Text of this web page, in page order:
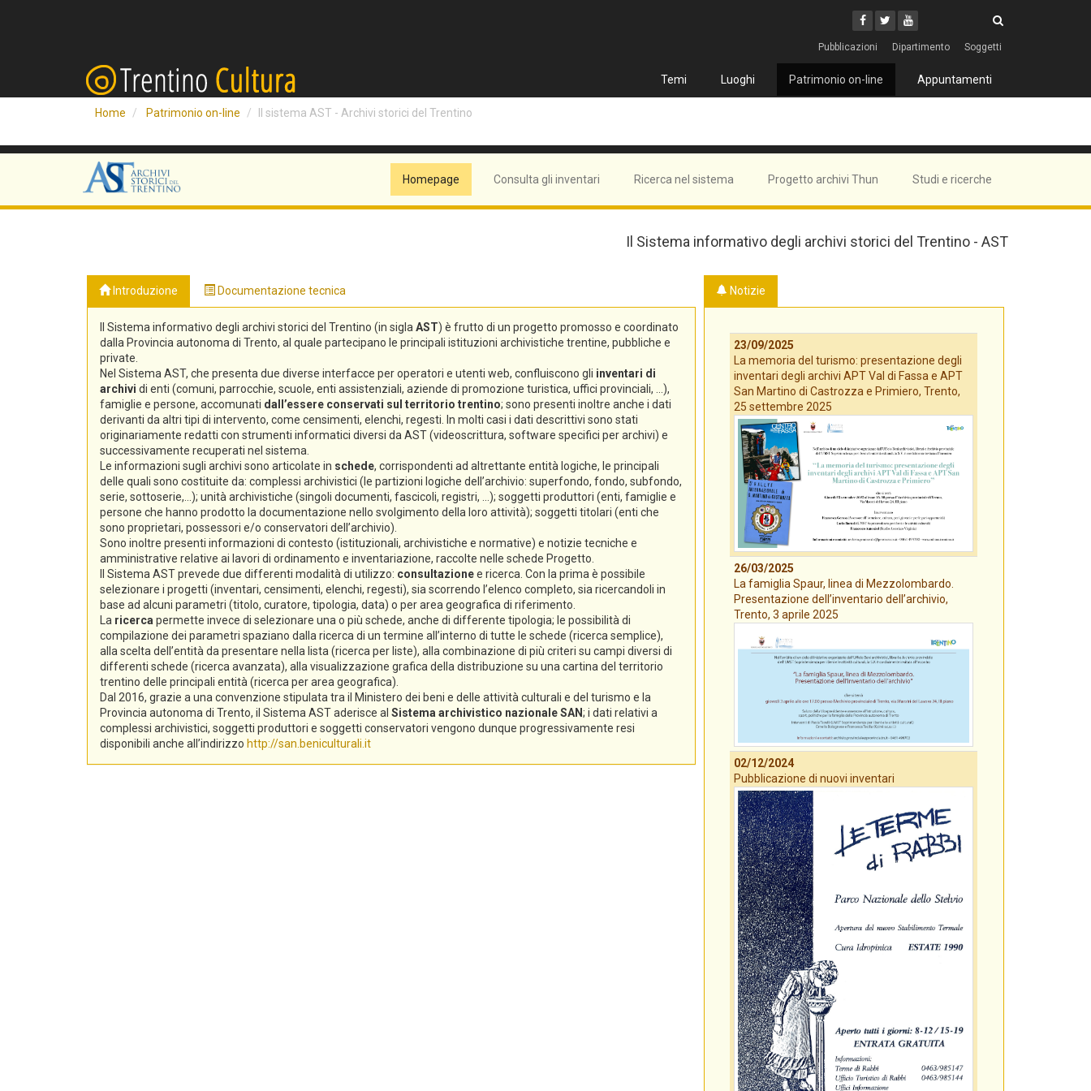
Facebook
Twitter
Youtube
Pubblicazioni Dipartimento Soggetti
Temi Luoghi Patrimonio on-line Appuntamenti
Home Patrimonio on-line Il sistema AST - Archivi storici del Trentino
Homepage Consulta gli inventari Ricerca nel sistema Progetto archivi Thun Studi e ricerche
Il Sistema informativo degli archivi storici del Trentino - AST
Introduzione Documentazione tecnica
Il Sistema informativo degli archivi storici del Trentino (in sigla AST) è frutto di un progetto promosso e coordinato
dalla Provincia autonoma di Trento, al quale partecipano le principali istituzioni archivistiche trentine, pubbliche e
private.
Nel Sistema AST, che presenta due diverse interfacce per operatori e utenti web, confluiscono gli inventari di
archivi di enti (comuni, parrocchie, scuole, enti assistenziali, aziende di promozione turistica, uffici provinciali, ...),
famiglie e persone, accomunati dall’essere conservati sul territorio trentino; sono presenti inoltre anche i dati
derivanti da altri tipi di intervento, come censimenti, elenchi, regesti. In molti casi i dati descrittivi sono stati
originariamente redatti con strumenti informatici diversi da AST (videoscrittura, software specifici per archivi) e
successivamente recuperati nel sistema.
Le informazioni sugli archivi sono articolate in schede, corrispondenti ad altrettante entità logiche, le principali
delle quali sono costituite da: complessi archivistici (le partizioni logiche dell’archivio: superfondo, fondo, subfondo,
serie, sottoserie,...); unità archivistiche (singoli documenti, fascicoli, registri, ...); soggetti produttori (enti, famiglie e
persone che hanno prodotto la documentazione nello svolgimento della loro attività); soggetti titolari (enti che
sono proprietari, possessori e/o conservatori dell’archivio).
Sono inoltre presenti informazioni di contesto (istituzionali, archivistiche e normative) e notizie tecniche e
amministrative relative ai lavori di ordinamento e inventariazione, raccolte nelle schede Progetto.
Il Sistema AST prevede due differenti modalità di utilizzo: consultazionee ricerca. Con la prima è possibile
selezionare i progetti (inventari, censimenti, elenchi, regesti), sia scorrendo l’elenco completo, sia ricercandoli in
base ad alcuni parametri (titolo, curatore, tipologia, data) o per area geografica di riferimento.
La ricerca permette invece di selezionare una o più schede, anche di differente tipologia; le possibilità di
compilazione dei parametri spaziano dalla ricerca di un termine all’interno di tutte le schede (ricerca semplice),
alla scelta dell’entità da presentare nella lista (ricerca per liste), alla combinazione di più criteri su campi diversi di
differenti schede (ricerca avanzata), alla visualizzazione grafica della distribuzione su una cartina del territorio
trentino delle principali entità (ricerca per area geografica).
Dal 2016, grazie a una convenzione stipulata tra il Ministero dei beni e delle attività culturali e del turismo e la
Provincia autonoma di Trento, il Sistema AST aderisce al Sistema archivistico nazionale SAN; i dati relativi a
complessi archivistici, soggetti produttori e soggetti conservatori vengono dunque progressivamente resi
disponibili anche all’indirizzo http://san.beniculturali.it
Notizie
23/09/2025
La memoria del turismo: presentazione degli
inventari degli archivi APT Val di Fassa e APT
San Martino di Castrozza e Primiero, Trento,
25 settembre 2025
26/03/2025
La famiglia Spaur, linea di Mezzolombardo.
Presentazione dell’inventario dell’archivio,
Trento, 3 aprile 2025
02/12/2024
Pubblicazione di nuovi inventari